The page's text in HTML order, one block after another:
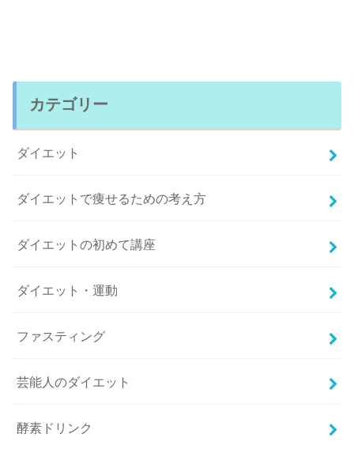
カテゴリー
ダイエット
ダイエットで痩せるための考え方
ダイエットの初めて講座
ダイエット・運動
ファスティング
芸能人のダイエット
酵素ドリンク